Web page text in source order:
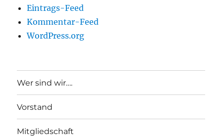
Eintrags-Feed
Kommentar-Feed
WordPress.org
Wer sind wir….
Vorstand
Mitgliedschaft